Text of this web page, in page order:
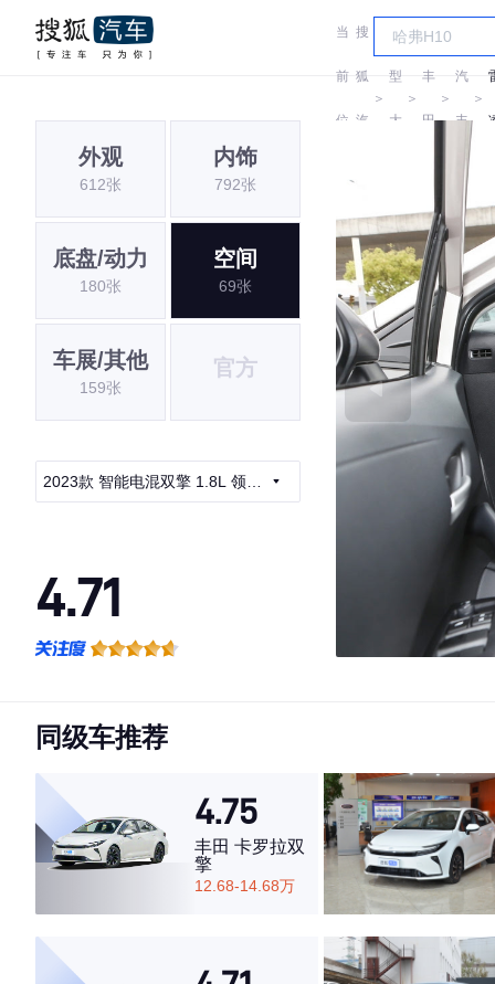
当
前
位
搜
狐
汽
＞
车
型
大
＞
丰
田
＞
汽
丰
田
＞
外观
612张
内饰
792张
底盘/动力
180张
空间
69张
车展/其他
159张
官方
2023款 智能电混双擎 1.8L 领先
4.71
·空间表现一般，低于57%同级车
同级车推荐
4.75
丰田 卡罗拉双
擎
12.68-14.68万